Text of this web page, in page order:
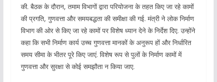
की. बैठक के दौरान, तमाम विभागों द्वारा परियोजना के तहत किए जा रहे कामों
की प्रगति, गुणवत्ता और समयबद्धता की समीक्षा की गई. मंत्री ने लोक निर्माण
विभाग की ओर से किए जा रहे कामों पर विशेष ध्यान देने के निर्देश दिए. उन्होंने
कहा कि सभी निर्माण कार्य उच्च गुणवत्ता मानकों के अनुरूप हों और निर्धारित
समय सीमा के भीतर पूरे किए जाएं. विशेष रूप से पुलों के निर्माण कामों में
गुणवत्ता और सुरक्षा से कोई समझौता न किया जाए.